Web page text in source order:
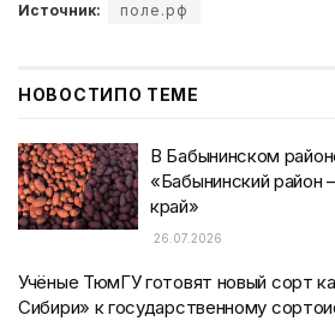
Источник: поле.рф
НОВОСТИ ПО ТЕМЕ
В Бабынинском
«Бабынинский район
край»
26.07.2026
Учёные ТюмГУ готовят новый сорт
Сибири» к государственному